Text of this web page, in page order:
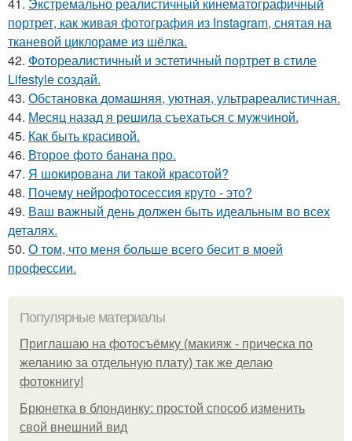
портрет, как живая фотография из Instagram, снятая на
тканевой циклораме из шёлка.
42. Фотореалистичный и эстетичный портрет в стиле
Lifestyle создай.
43. Обстановка домашняя, уютная, ультрареалистичная.
44. Месяц назад я решила съехаться с мужчиной.
45. Как быть красивой.
46. Второе фото банана про.
47. Я шокирована ли такой красотой?
48. Почему нейрофотосессия круто - это?
49. Ваш важный день должен быть идеальным во всех
деталях.
50. О том, что меня больше всего бесит в моей
профессии.
Популярные материалы
Приглашаю на фотосъёмку (макияж - прическа по
желанию за отдельную плату) так же делаю
фотокнигу!
Брюнетка в блондинку: простой способ изменить
свой внешний вид